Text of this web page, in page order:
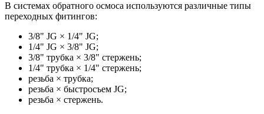
В системах обратного осмоса используются различные типы
переходных фитингов:
3/8" JG × 1/4" JG;
1/4" JG × 3/8" JG;
3/8" трубка × 3/8" стержень;
1/4" трубка × 1/4" стержень;
резьба × трубка;
резьба × быстросъем JG;
резьба × стержень.